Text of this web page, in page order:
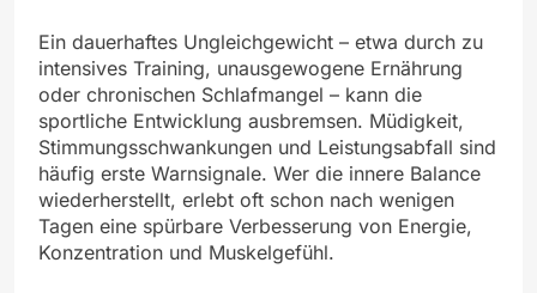
Ein dauerhaftes Ungleichgewicht – etwa durch zu
intensives Training, unausgewogene Ernährung
oder chronischen Schlafmangel – kann die
sportliche Entwicklung ausbremsen. Müdigkeit,
Stimmungsschwankungen und Leistungsabfall sind
häufig erste Warnsignale. Wer die innere Balance
wiederherstellt, erlebt oft schon nach wenigen
Tagen eine spürbare Verbesserung von Energie,
Konzentration und Muskelgefühl.